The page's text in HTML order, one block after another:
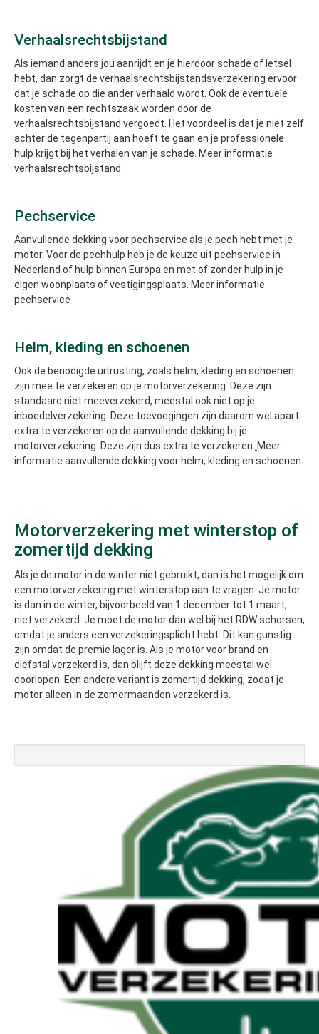
Verhaalsrechtsbijstand
Als iemand anders jou aanrijdt en je hierdoor schade of letsel
hebt, dan zorgt de verhaalsrechtsbijstandsverzekering ervoor
dat je schade op die ander verhaald wordt. Ook de eventuele
kosten van een rechtszaak worden door de
verhaalsrechtsbijstand vergoedt. Het voordeel is dat je niet zelf
achter de tegenpartij aan hoeft te gaan en je professionele
hulp krijgt bij het verhalen van je schade. Meer informatie
verhaalsrechtsbijstand
Pechservice
Aanvullende dekking voor pechservice als je pech hebt met je
motor. Voor de pechhulp heb je de keuze uit pechservice in
Nederland of hulp binnen Europa en met of zonder hulp in je
eigen woonplaats of vestigingsplaats. Meer informatie
pechservice
Helm, kleding en schoenen
Ook de benodigde uitrusting, zoals helm, kleding en schoenen
zijn mee te verzekeren op je motorverzekering. Deze zijn
standaard niet meeverzekerd, meestal ook niet op je
inboedelverzekering. Deze toevoegingen zijn daarom wel apart
extra te verzekeren op de aanvullende dekking bij je
motorverzekering. Deze zijn dus extra te verzekeren. Meer
informatie aanvullende dekking voor helm, kleding en schoenen
Motorverzekering met winterstop of
zomertijd dekking
Als je de motor in de winter niet gebruikt, dan is het mogelijk om
een motorverzekering met winterstop aan te vragen. Je motor
is dan in de winter, bijvoorbeeld van 1 december tot 1 maart,
niet verzekerd. Je moet de motor dan wel bij het RDW schorsen,
omdat je anders een verzekeringsplicht hebt. Dit kan gunstig
zijn omdat de premie lager is. Als je motor voor brand en
diefstal verzekerd is, dan blijft deze dekking meestal wel
doorlopen. Een andere variant is zomertijd dekking, zodat je
motor alleen in de zomermaanden verzekerd is.